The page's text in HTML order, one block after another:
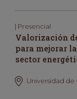
| Presencial
Valorización
para mejorar
sector
Universidad de